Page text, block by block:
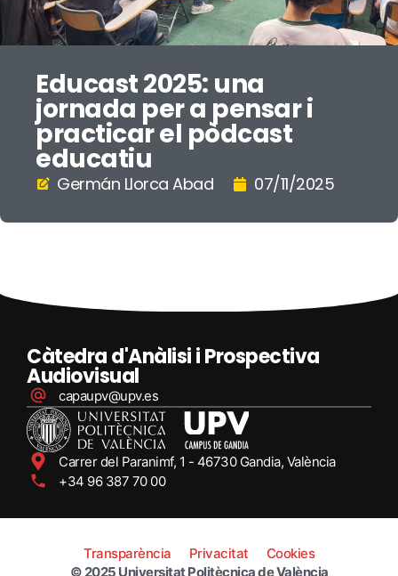
Educast 2025: una
jornada per a pensar i
practicar el pòdcast
educatiu
Germán Llorca Abad 07/11/2025
Càtedra d'Anàlisi i Prospectiva
Audiovisual
capaupv@upv.es
Carrer del Paranimf, 1 - 46730 Gandia, València
+34 96 387 70 00
Transparència Privacitat
Cookies
© 2025 Universitat Politècnica de València